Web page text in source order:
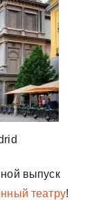
выпуск
театру!